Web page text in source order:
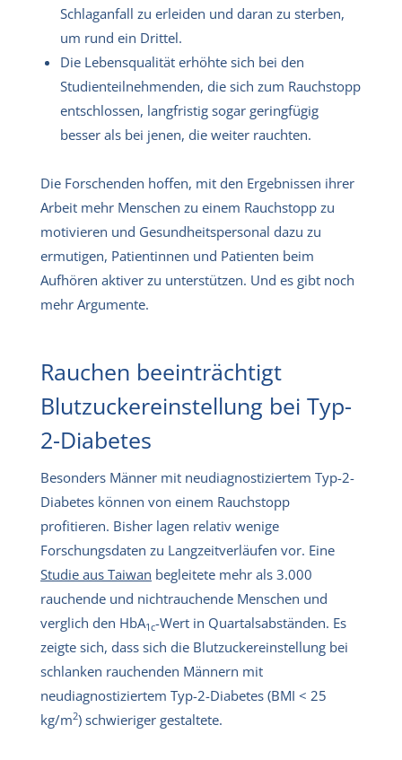
Schlaganfall zu erleiden und daran zu sterben,
um rund ein Drittel.
Die Lebensqualität erhöhte sich bei den
Studienteilnehmenden, die sich zum Rauchstopp
entschlossen, langfristig sogar geringfügig
besser als bei jenen, die weiter rauchten.
Die Forschenden hoffen, mit den Ergebnissen ihrer
Arbeit mehr Menschen zu einem Rauchstopp zu
motivieren und Gesundheitspersonal dazu zu
ermutigen, Patientinnen und Patienten beim
Aufhören aktiver zu unterstützen. Und es gibt noch
mehr Argumente.
Rauchen beeinträchtigt
Blutzuckereinstellung bei Typ-
2-Diabetes
Besonders Männer mit neudiagnostiziertem Typ-2-
Diabetes können von einem Rauchstopp
profitieren. Bisher lagen relativ wenige
Forschungsdaten zu Langzeitverläufen vor. Eine
Studie aus Taiwan begleitete mehr als 3.000
rauchende und nichtrauchende Menschen und
verglich den HbA1c-Wert in Quartalsabständen. Es
zeigte sich, dass sich die Blutzuckereinstellung bei
schlanken rauchenden Männern mit
neudiagnostiziertem Typ-2-Diabetes (BMI < 25
kg/m2) schwieriger gestaltete.